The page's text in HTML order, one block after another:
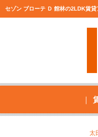
セゾン ブローテ Ｄ 館林の2LDK賃
太